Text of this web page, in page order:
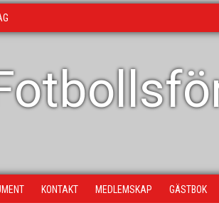
KONTAKT MEDLEMSKAP GÄSTBOK